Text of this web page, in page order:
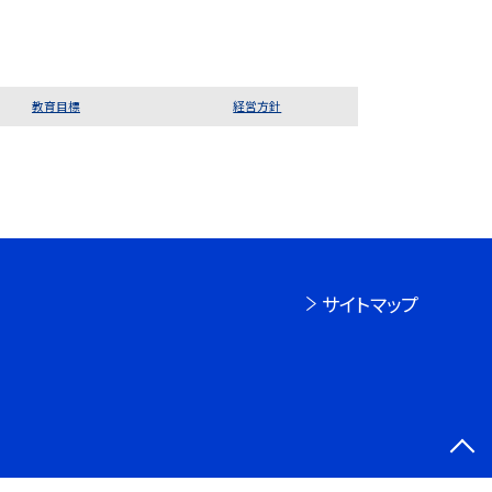
教育目標 経営方針
サイトマップ